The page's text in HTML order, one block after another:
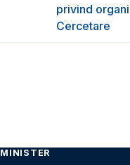
privind
Cercetare
MINISTER